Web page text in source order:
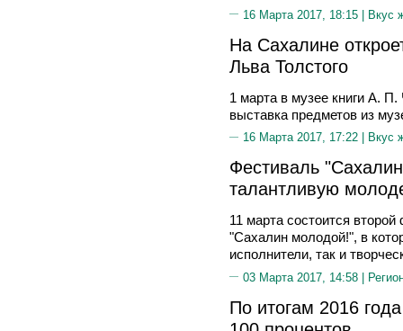
16 Марта 2017, 18:15 | Вкус
На Сахалине
Льва Толстого
1 марта в музее книги А.
выставка предметов из
16 Марта 2017, 17:22 | Вкус
Фестиваль
талантливую
11 марта состоится
"Сахалин молодой!", в
исполнители, так и
03 Марта 2017, 14:58 |
По итогам 2016